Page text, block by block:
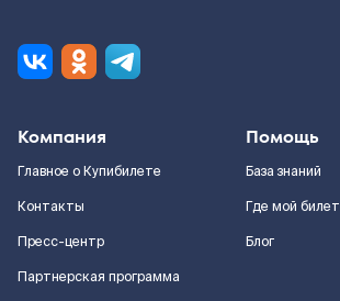
Компания
Главное о Купибилете
Контакты
Пресс-центр
Партнерская программа
Помощь
База знаний
Где мой билет
Блог